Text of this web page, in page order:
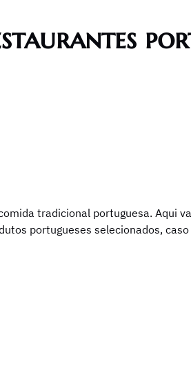
tradicional portuguesa. Aqui
portugueses selecionados,